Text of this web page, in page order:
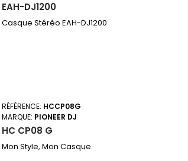
EAH-DJ1200
Casque Stéréo EAH-DJ1200
RÉFÉRENCE: HCCP08G
MARQUE: PIONEER DJ
HC CP08 G
Mon Style, Mon Casque